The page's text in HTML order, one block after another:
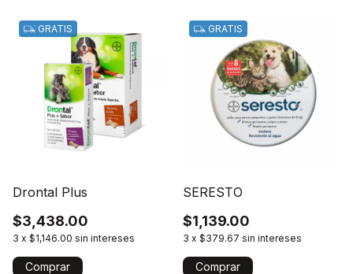
GRATIS
Drontal Plus
$3,438.00
3 x $1,146.00 sin intereses
Comprar
GRATIS
SERESTO
$1,139.00
3 x $379.67 sin intereses
Comprar